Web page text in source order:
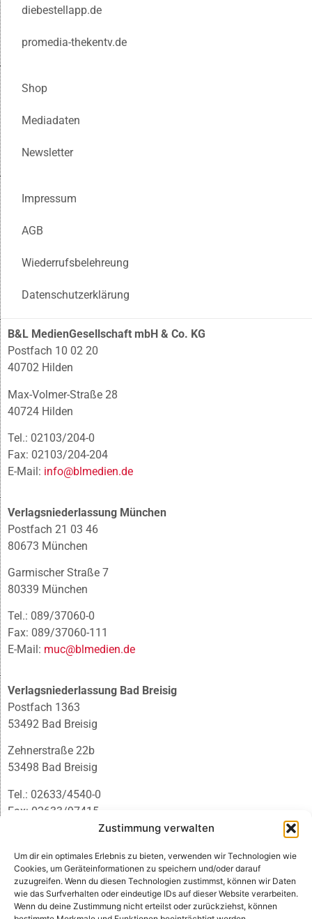
Zustimmung verwalten
Um dir ein optimales Erlebnis zu bieten, verwenden wir Technologien wie
Cookies, um Geräteinformationen zu speichern und/oder darauf
zuzugreifen. Wenn du diesen Technologien zustimmst, können wir Daten
wie das Surfverhalten oder eindeutige IDs auf dieser Website verarbeiten.
Wenn du deine Zustimmung nicht erteilst oder zurückziehst, können
diebestellapp.de
promedia-thekentv.de
Shop
Mediadaten
Newsletter
Impressum
AGB
Wiederrufsbelehreung
Datenschutzerklärung
B&L MedienGesellschaft mbH & Co. KG
Postfach 10 02 20
40702 Hilden
Max-Volmer-Straße 28
40724 Hilden
Tel.: 02103/204-0
Fax: 02103/204-204
E-Mail: info@blmedien.de
Verlagsniederlassung München
Postfach 21 03 46
80673 München
Garmischer Straße 7
80339 München
Tel.: 089/37060-0
Fax: 089/37060-111
E-Mail: muc@blmedien.de
Verlagsniederlassung Bad Breisig
Postfach 1363
53492 Bad Breisig
Zehnerstraße 22b
53498 Bad Breisig
Tel.: 02633/4540-0
Fax: 02633/97415
infobb@blmedien.de